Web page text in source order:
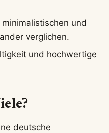
und
verglichen.
und hochwertige
deutsche